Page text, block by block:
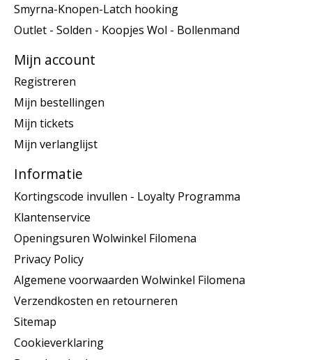
Smyrna-Knopen-Latch hooking
Outlet - Solden - Koopjes Wol - Bollenmand
Mijn account
Registreren
Mijn bestellingen
Mijn tickets
Mijn verlanglijst
Informatie
Kortingscode invullen - Loyalty Programma
Klantenservice
Openingsuren Wolwinkel Filomena
Privacy Policy
Algemene voorwaarden Wolwinkel Filomena
Verzendkosten en retourneren
Sitemap
Cookieverklaring